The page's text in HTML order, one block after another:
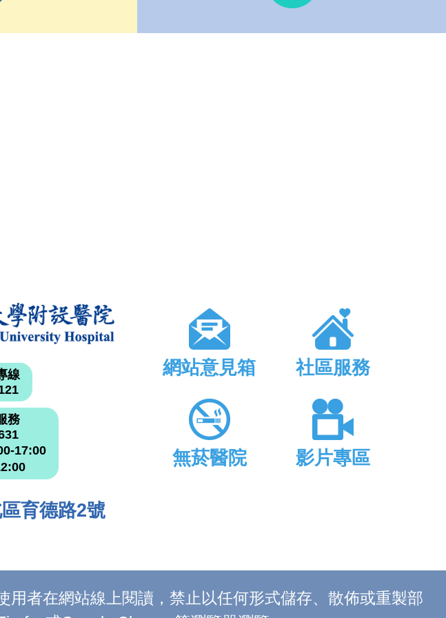
線
務
17:00
育德路2號
網站意見箱 社區服務
無菸醫院 影片專區
者在網站線上閱讀，禁止以任何形式儲存、散佈或重製部